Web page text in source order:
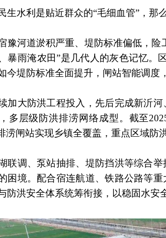
生水利是贴近群众的“毛细血管”，那
豫河道淤积严重、堤防标准偏低，
暴雨淹农田”是几代人的灰色记忆。
今堤防标准全面提升，闸站智能调度
加大防洪工程投入，先后完成新沂
多层级防洪排涝网络成型。截至
涝闸站实现乡镇全覆盖，重点区域防
联调、泵站抽排、堤防挡洪等综合
困境。配合宿连航道、铁路公路等
防洪安全体系统筹衔接，以稳固水安